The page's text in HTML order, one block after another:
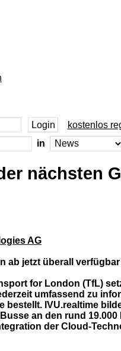
kostenlos
in
nächsten
AG
ab jetzt überall verfügbar
for London (TfL)
umfassend zu
bestellt. IVU.realtime
an den rund
der Cloud-